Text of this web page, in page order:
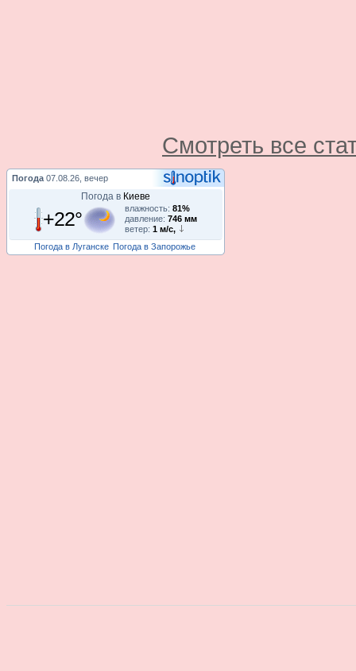
Смотреть все
Погода 07.08.26, вечер
Погода в Киеве
+22° влажность: 81%
давление: 746 мм
ветер: 1 м/с,
Погода в Луганске Погода в Запорожье